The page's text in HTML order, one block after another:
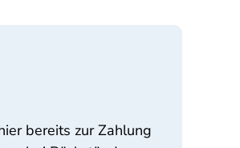
bereits zur Zahlung